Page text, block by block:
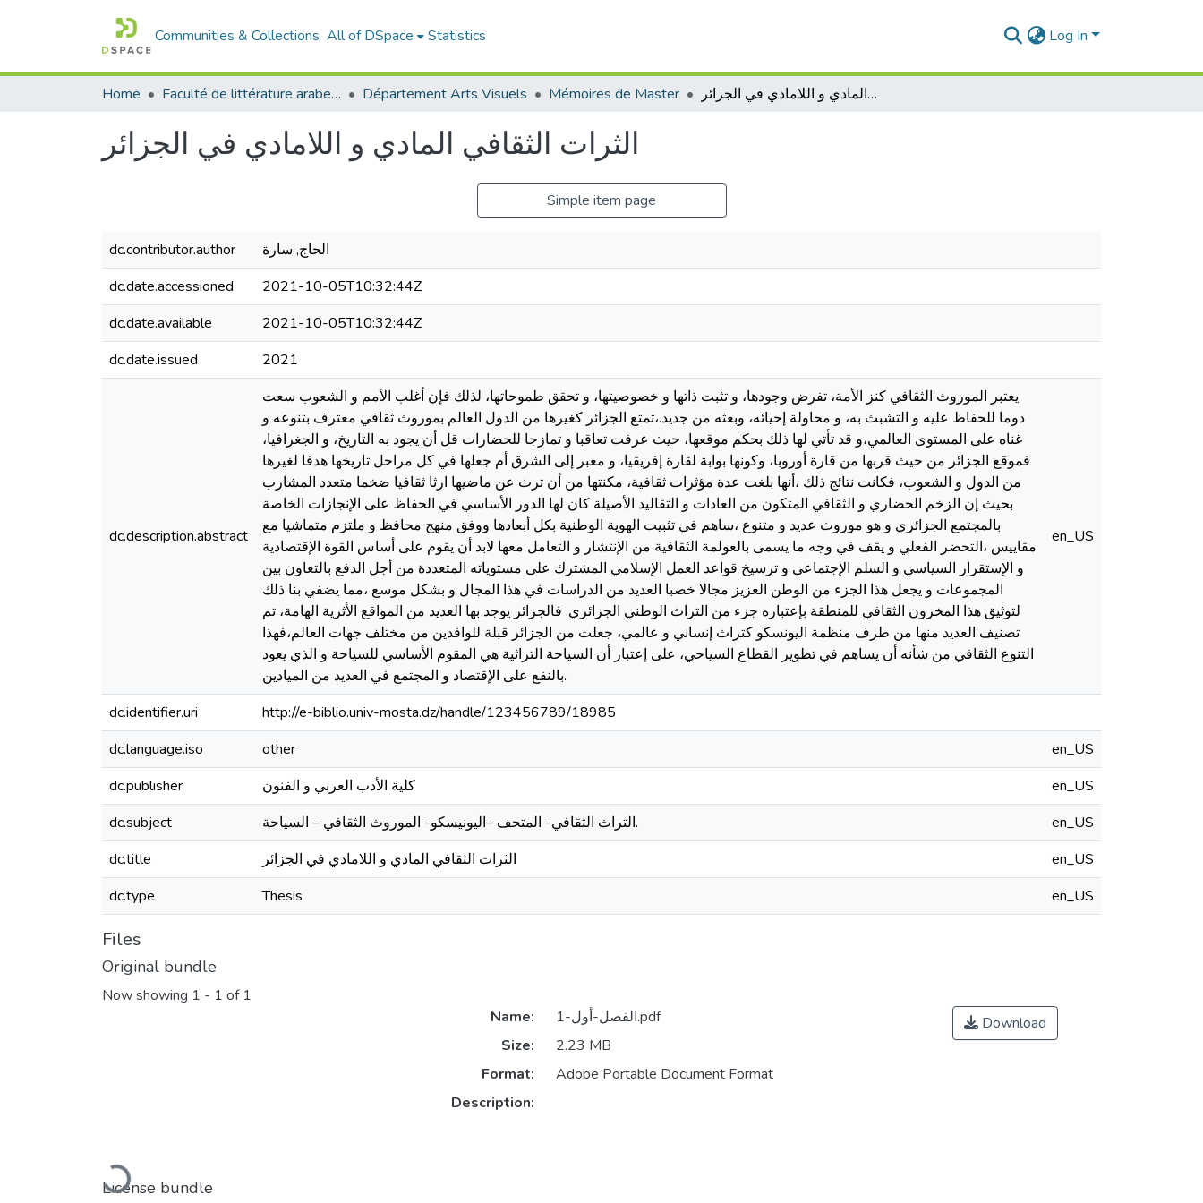
Communities & Collections All of DSpace Statistics Log In
Home Faculté de littérature arabe et des arts Département Arts Visuels Mémoires de Master الثرات الثقافي المادي و اللامادي في الجزائر
الثرات الثقافي المادي و اللامادي في الجزائر
Simple item page
dc.contributor.author
الحاج, سارة
dc.date.accessioned
2021-10-05T10:32:44Z
dc.date.available
2021-10-05T10:32:44Z
dc.date.issued
2021
dc.description.abstract
يعتبر الموروث الثقافي كنز الأمة، تفرض وجودها، و تثبت ذاتها و خصوصيتها، و تحقق طموحاتها، لذلك فإن أغلب الأمم و الشعوب سعت
دوما للحفاظ عليه و التشبث به، و محاولة إحيائه، وبعثه من جديد.،تمتع الجزائر كغيرها من الدول العالم بموروث ثقافي معترف بتنوعه و
غناه على المستوى العالمي،و قد تأتي لها ذلك بحكم موقعها، حيث عرفت تعاقبا و تمازجا للحضارات قل أن يجود به التاريخ، و الجغرافيا،
فموقع الجزائر من حيث قربها من قارة أوروبا، وكونها بوابة لقارة إفريقيا، و معبر إلى الشرق أم جعلها في كل مراحل تاريخها هدفا لغيرها
من الدول و الشعوب، فكانت نتائج ذلك ،أنها بلغت عدة مؤثرات ثقافية، مكنتها من أن ترث عن ماضيها ارثا ثقافيا ضخما متعدد المشارب
بحيث إن الزخم الحضاري و الثقافي المتكون من العادات و التقاليد الأصيلة كان لها الدور الأساسي في الحفاظ على الإنجازات الخاصة
بالمجتمع الجزائري و هو موروث عديد و متنوع ،ساهم في تثبيت الهوية الوطنية بكل أبعادها ووفق منهج محافظ و ملتزم متماشيا مع
مقاييس ،التحضر الفعلي و يقف في وجه ما يسمى بالعولمة الثقافية من الإنتشار و التعامل معها لابد أن يقوم على أساس القوة الإقتصادية
و الإستقرار السياسي و السلم الإجتماعي و ترسيخ قواعد العمل الإسلامي المشترك على مستوياته المتعددة من أجل الدفع بالتعاون بين
المجموعات و يجعل هذا الجزء من الوطن العزيز مجالا خصبا العديد من الدراسات في هذا المجال و بشكل موسع ،مما يضفي بنا ذلك
لتوثيق هذا المخزون الثقافي للمنطقة بإعتباره جزء من التراث الوطني الجزائري. فالجزائر يوجد بها العديد من المواقع الأثرية الهامة، تم
تصنيف العديد منها من طرف منظمة اليونسكو كتراث إنساني و عالمي، جعلت من الجزائر قبلة للوافدين من مختلف جهات العالم،فهذا
التنوع الثقافي من شأنه أن يساهم في تطوير القطاع السياحي، على إعتبار أن السياحة التراثية هي المقوم الأساسي للسياحة و الذي يعود
بالنفع على الإقتصاد و المجتمع في العديد من الميادين.
en_US
dc.identifier.uri
http://e-biblio.univ-mosta.dz/handle/123456789/18985
dc.language.iso
other
en_US
dc.publisher
كلية الأدب العربي و الفنون
en_US
dc.subject
التراث الثقافي- المتحف –اليونيسكو- الموروث الثقافي – السياحة.
en_US
dc.title
الثرات الثقافي المادي و اللامادي في الجزائر
en_US
dc.type
Thesis en_US
Files
Original bundle
Now showing 1 - 1 of 1
Loading...
Name:
1-الفصل-أول.pdf
Size:
2.23 MB
Format:
Adobe Portable Document Format
Description:
Download
License bundle